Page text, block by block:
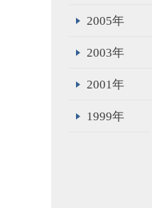
2005年
2003年
2001年
1999年